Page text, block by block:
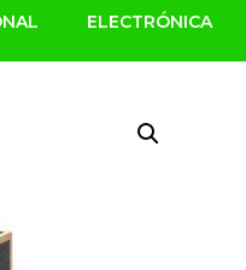
ELECTRÓNICA